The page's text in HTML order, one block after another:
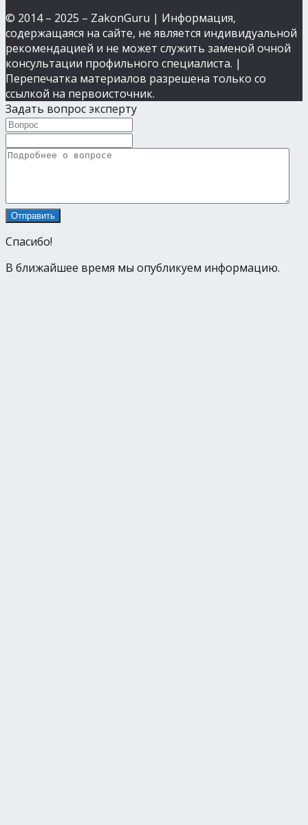
© 2014 – 2025 – ZakonGuru | Информация,
содержащаяся на сайте, не является индивидуальной
рекомендацией и не может служить заменой очной
консультации профильного специалиста. |
Перепечатка материалов разрешена только со
ссылкой на первоисточник.
Задать вопрос эксперту
Спасибо!
В ближайшее время мы опубликуем информацию.